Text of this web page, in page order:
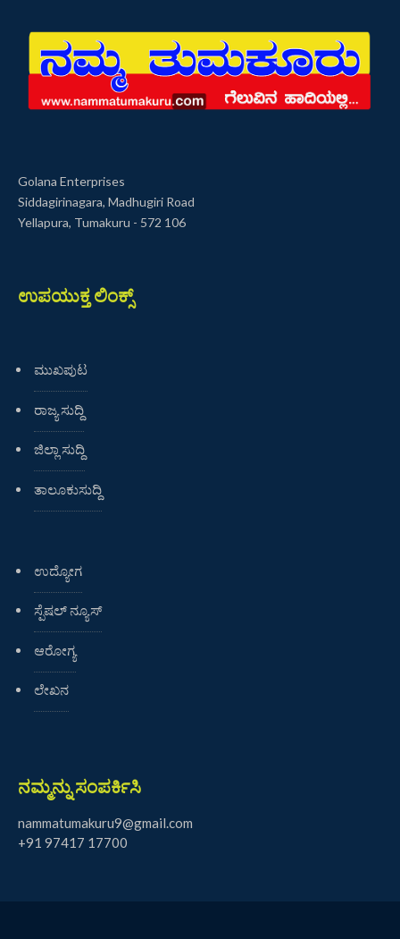
Golana Enterprises
Siddagirinagara, Madhugiri Road
Yellapura, Tumakuru - 572 106
ಉಪಯುಕ್ತ ಲಿಂಕ್ಸ್
ಮುಖಪುಟ
ರಾಜ್ಯ ಸುದ್ದಿ
ಜಿಲ್ಲಾ ಸುದ್ದಿ
ತಾಲೂಕುಸುದ್ದಿ
ಉದ್ಯೋಗ
ಸ್ಪೆಷಲ್ ನ್ಯೂಸ್
ಆರೋಗ್ಯ
ಲೇಖನ
ನಮ್ಮನ್ನು ಸಂಪರ್ಕಿಸಿ
nammatumakuru9@gmail.com
+91 97417 17700